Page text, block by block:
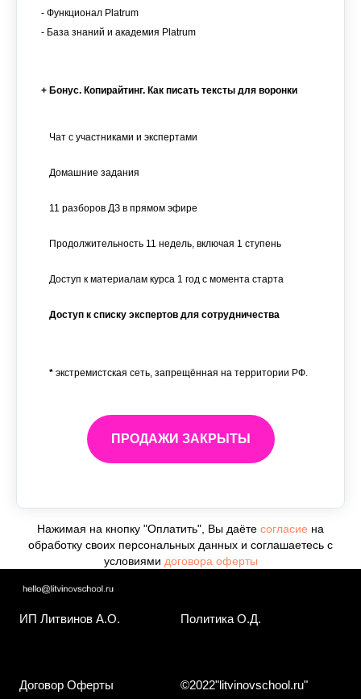
- Функционал Platrum
- База знаний и академия Platrum
+ Бонус. Копирайтинг. Как писать тексты для воронки
Чат с участниками и экспертами
Домашние задания
11 разборов ДЗ в прямом эфире
Продолжительность 11 недель, включая 1 ступень
Доступ к материалам курса 1 год с момента старта
Доступ к списку экспертов для сотрудничества
* экстремистская сеть, запрещённая на территории РФ.
ПРОДАЖИ ЗАКРЫТЫ
Нажимая на кнопку "Оплатить", Вы даёте согласие на
обработку своих персональных данных и соглашаетесь с
условиями договора оферты
ИП Литвинов А.О. Политика О.Д.
Договор Оферты ©2022"litvinovschool.ru"